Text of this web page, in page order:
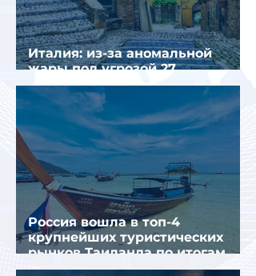
Италия: из-за аномальной
жары под угрозой 27
крупнейших городов
Россия вошла в топ-4
крупнейших туристических
рынков Таиланда по итогам
семи месяцев 2026 года